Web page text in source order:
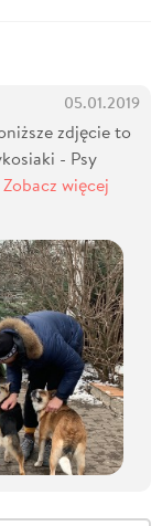
05.01.2019
zdjęcie to
- Psy
Zobacz więcej